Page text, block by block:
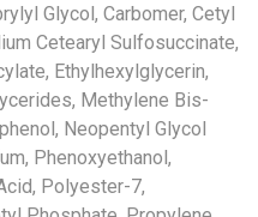
Glycol, Carbomer, Cetyl
Cetearyl Sulfosuccinate,
Ethylhexylglycerin,
Methylene Bis-
Neopentyl Glycol
Phenoxyethanol,
Polyester-7,